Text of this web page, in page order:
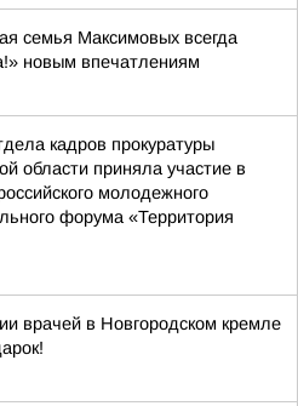
семья Максимовых всегда
новым впечатлениям
кадров прокуратуры
области приняла участие в
молодежного
форума «Территория
врачей в Новгородском кремле